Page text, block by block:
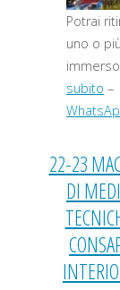
Potrai
uno o
subito –
22-23
DI